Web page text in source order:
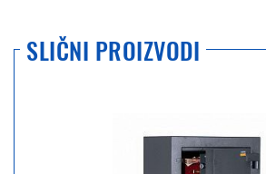
SLIČNI PROIZVODI